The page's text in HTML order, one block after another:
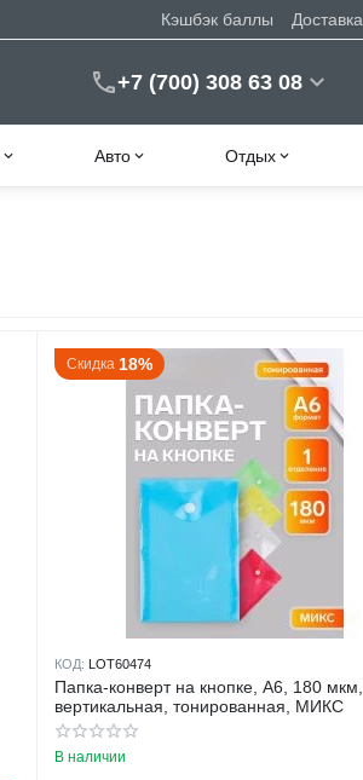
Кэшбэк баллы Доставка
+7 (700) 308 63 08
Авто Отдых
Скидка 18%
КОД: LOT60474
Папка-конверт на кнопке, А6, 180 мкм,
вертикальная, тонированная, МИКС
В наличии